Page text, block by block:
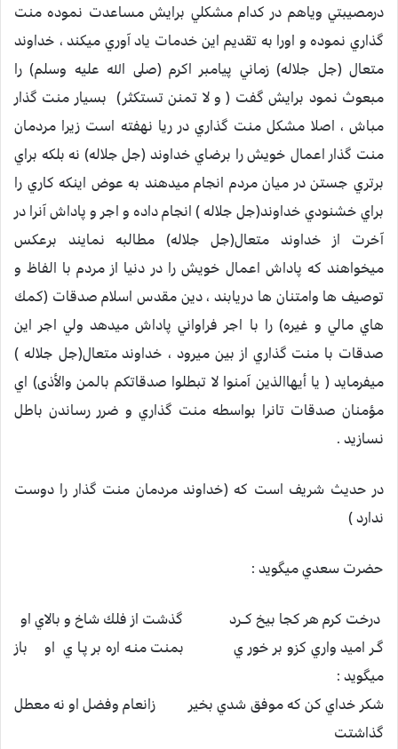
درمصيبتي وياهم در كدام مشكلي برايش مساعدت نموده منت
گذاري نموده و اورا به تقديم اين خدمات ياد آوري ميكند ، خداوند
متعال (جل جلاله) زماني پيامبر اكرم (صلى الله عليه وسلم) را
مبعوث نمود برايش گفت ( و لا تمنن تستكثر) بسيار منت گذار
مباش ، اصلا مشكل منت گذاري در ريا نهفته است زيرا مردمان
منت گذار اعمال خويش را برضاي خداوند (جل جلاله) نه بلكه براي
برتري جستن در ميان مردم انجام ميدهند به عوض اينكه كاري را
براي خشنودي خداوند(جل جلاله ) انجام داده و اجر و پاداش آنرا در
آخرت از خداوند متعال(جل جلاله) مطالبه نمايند برعكس
ميخواهند كه پاداش اعمال خويش را در دنيا از مردم با الفاظ و
توصيف ها وامتنان ها دريابند ، دين مقدس اسلام صدقات (كمك
هاي مالي و غيره) را با اجر فراواني پاداش ميدهد ولي اجر اين
صدقات با منت گذاري از بين ميرود ، خداوند متعال(جل جلاله )
ميفرمايد ( يا أيهاالذين آمنوا لا تبطلوا صدقاتكم بالمن والأذى) اي
مؤمنان صدقات تانرا بواسطه منت گذاري و ضرر رساندن باطل
نسازيد .
در حديث شريف است كه (خداوند مردمان منت گذار را دوست
ندارد )
حضرت سعدي ميگويد :
درخت كرم هر كجا بيخ كــرد گذشت از فلك شاخ و بالاي او
گـر اميد واري كزو بر خور ي بمنت منـه اره بر پـا ي او باز
ميگويد :
شكر خداي كن كه موفق شدي بخير زانعام وفضل او نه معطل
گذاشتت